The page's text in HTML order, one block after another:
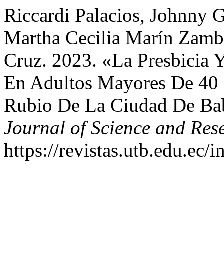
Riccardi Palacios, Johnny
Martha Cecilia Marín
Cruz. 2023. «La Presbicia
En Adultos Mayores De
Rubio De La Ciudad De
Journal of Science and
https://revistas.utb.edu.ec/